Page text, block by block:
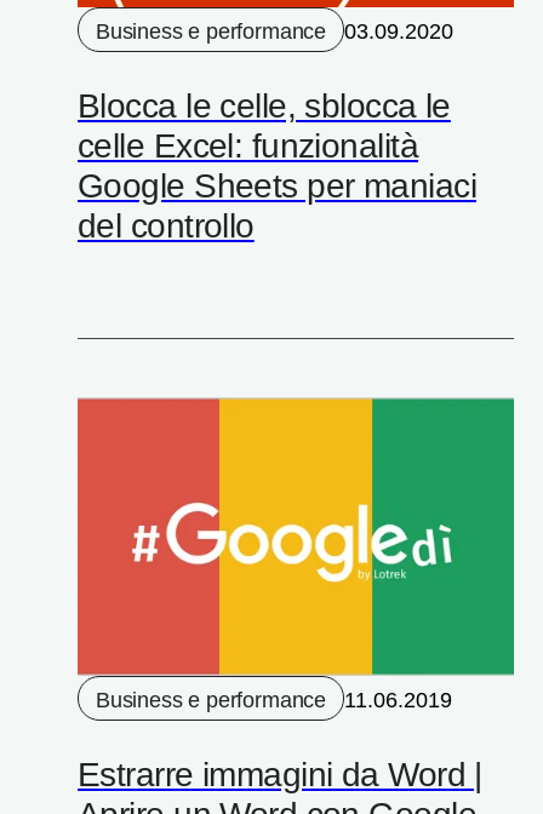
Business e performance 03.09.2020
Blocca le celle, sblocca le
celle Excel: funzionalità
Google Sheets per maniaci
del controllo
Business e performance 11.06.2019
Estrarre immagini da Word |